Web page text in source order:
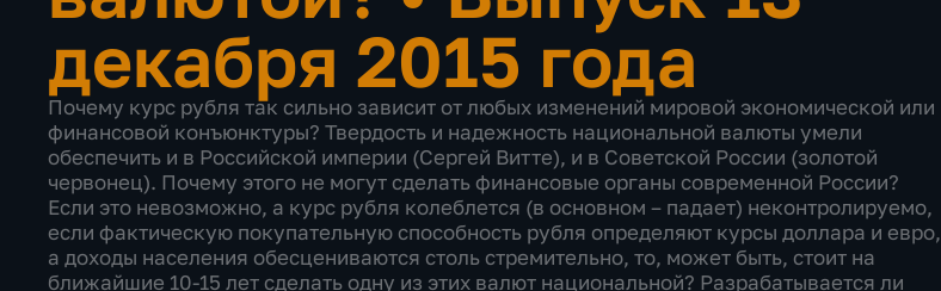
декабря 2015 года
Почему курс рубля так сильно зависит от любых изменений мировой экономической или
финансовой конъюнктуры? Твердость и надежность национальной валюты умели
обеспечить и в Российской империи (Сергей Витте), и в Советской России (золотой
червонец). Почему этого не могут сделать финансовые органы современной России?
Если это невозможно, а курс рубля колеблется (в основном – падает) неконтролируемо,
если фактическую покупательную способность рубля определяют курсы доллара и евро,
а доходы населения обесцениваются столь стремительно, то, может быть, стоит на
ближайшие 10-15 лет сделать одну из этих валют национальной? Разрабатывается ли